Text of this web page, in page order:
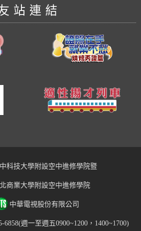
站連結
科技大學附設空中進修學院暨
商業大學附設空中進修學院
中華電視股份有限公司
週一至週五0900~1200，1400~1700)